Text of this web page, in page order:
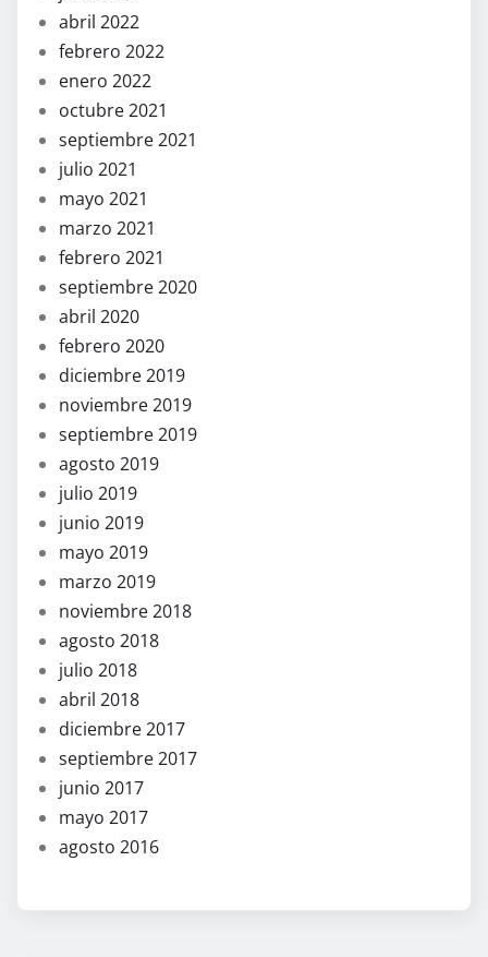
abril 2022
febrero 2022
enero 2022
octubre 2021
septiembre 2021
julio 2021
mayo 2021
marzo 2021
febrero 2021
septiembre 2020
abril 2020
febrero 2020
diciembre 2019
noviembre 2019
septiembre 2019
agosto 2019
julio 2019
junio 2019
mayo 2019
marzo 2019
noviembre 2018
agosto 2018
julio 2018
abril 2018
diciembre 2017
septiembre 2017
junio 2017
mayo 2017
agosto 2016